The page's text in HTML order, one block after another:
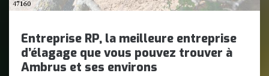
Entreprise RP, la meilleure entreprise
d’élagage que vous pouvez trouver à
Ambrus et ses environs